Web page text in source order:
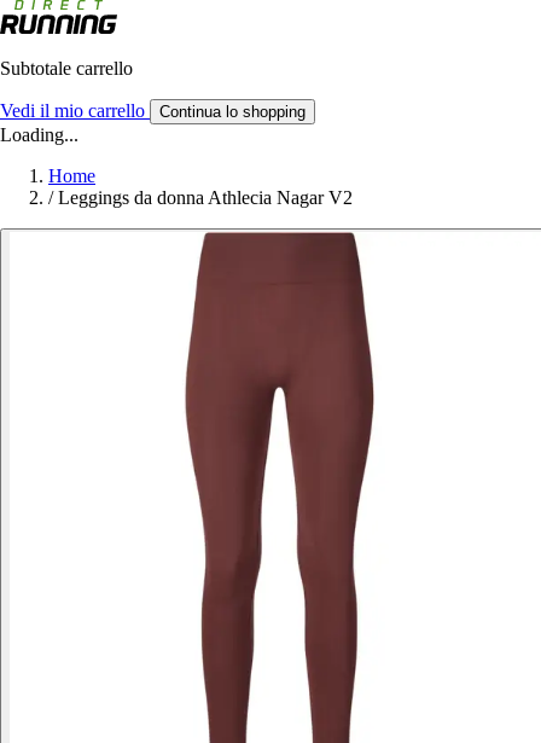
Subtotale carrello
Vedi il mio carrello Continua lo shopping
Loading...
Home
/ Leggings da donna Athlecia Nagar V2